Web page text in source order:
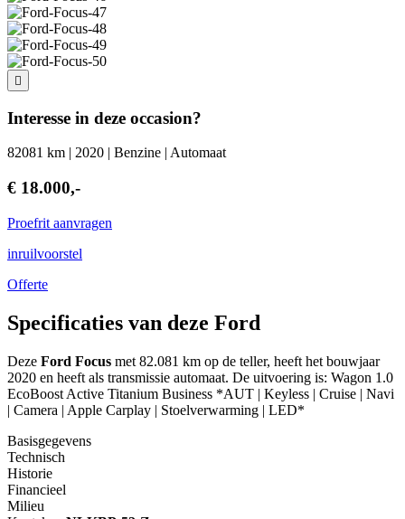
Interesse in deze occasion?
82081 km | 2020 | Benzine | Automaat
€ 18.000,-
Proefrit aanvragen
inruilvoorstel
Offerte
Specificaties van deze Ford
Deze Ford Focus met 82.081 km op de teller, heeft het bouwjaar
2020 en heeft als transmissie automaat. De uitvoering is: Wagon 1.0
EcoBoost Active Titanium Business *AUT | Keyless | Cruise | Navi
| Camera | Apple Carplay | Stoelverwarming | LED*
Basisgegevens
Technisch
Historie
Financieel
Milieu